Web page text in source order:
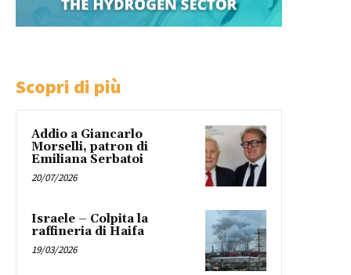
Scopri di più
Addio a Giancarlo
Morselli, patron di
Emiliana Serbatoi
20/07/2026
Israele – Colpita la
raffineria di Haifa
19/03/2026